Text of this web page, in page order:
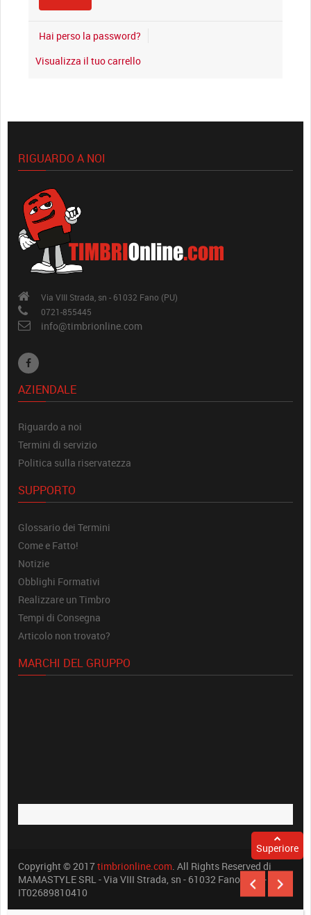
Hai perso la password?
Visualizza il tuo carrello
RIGUARDO A NOI
Via VIII Strada, sn - 61032 Fano (PU)
0721-855445
info@timbrionline.com
AZIENDALE
Riguardo a noi
Termini di servizio
Politica sulla riservatezza
SUPPORTO
Glossario dei Termini
Come e Fatto!
Notizie
Obblighi Formativi
Realizzare un Timbro
Tempi di Consegna
Articolo non trovato?
MARCHI DEL GRUPPO
Copyright © 2017timbrionline.com. All Rights Reserved di
MAMASTYLE SRL - Via VIII Strada, sn - 61032 Fano (PU) -
IT02689810410
Superiore